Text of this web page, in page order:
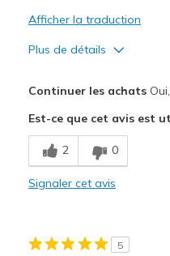
Afficher la traduction
Plus de détails
Durable
Stylish
Continuer les achats
Est-ce que cet avis est
2 0
Signaler cet avis
5